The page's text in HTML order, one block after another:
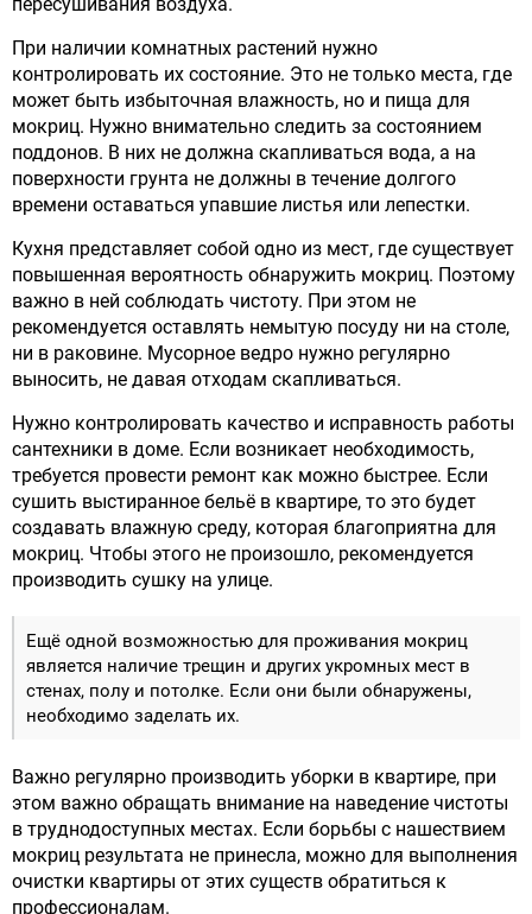
При наличии комнатных растений нужно
контролировать их состояние. Это не только места, где
может быть избыточная влажность, но и пища для
мокриц. Нужно внимательно следить за состоянием
поддонов. В них не должна скапливаться вода, а на
поверхности грунта не должны в течение долгого
времени оставаться упавшие листья или лепестки.
Кухня представляет собой одно из мест, где существует
повышенная вероятность обнаружить мокриц. Поэтому
важно в ней соблюдать чистоту. При этом не
рекомендуется оставлять немытую посуду ни на столе,
ни в раковине. Мусорное ведро нужно регулярно
выносить, не давая отходам скапливаться.
Нужно контролировать качество и исправность работы
сантехники в доме. Если возникает необходимость,
требуется провести ремонт как можно быстрее. Если
сушить выстиранное бельё в квартире, то это будет
создавать влажную среду, которая благоприятна для
мокриц. Чтобы этого не произошло, рекомендуется
производить сушку на улице.
Ещё одной возможностью для проживания мокриц
является наличие трещин и других укромных мест в
стенах, полу и потолке. Если они были обнаружены,
необходимо заделать их.
Важно регулярно производить уборки в квартире, при
этом важно обращать внимание на наведение чистоты
в труднодоступных местах. Если борьбы с нашествием
мокриц результата не принесла, можно для выполнения
очистки квартиры от этих существ обратиться к
профессионалам.